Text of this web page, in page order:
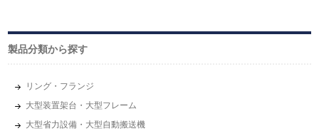
製品分類から探す
リング・フランジ
大型装置架台・大型フレーム
大型省力設備・大型自動搬送機